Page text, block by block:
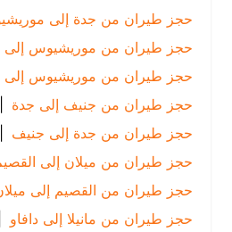
حجز طيران من جدة إلى موريشيوس |
حجز طيران من موريشيوس إلى جدة
حجز طيران من موريشيوس إلى
حجز طيران من جنيف إلى جدة
حجز طيران من جدة إلى جنيف |
حجز طيران من ميلان إلى القصيم |
حجز طيران من القصيم إلى ميلان |
حجز طيران من مانيلا إلى دافاو
|